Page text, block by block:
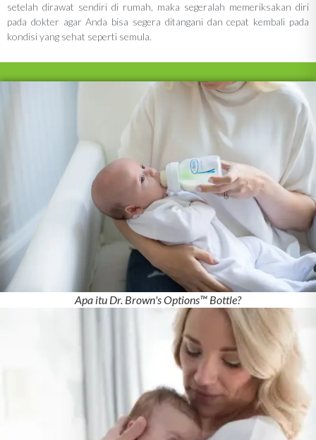
setelah dirawat sendiri di rumah, maka segeralah memeriksakan diri
pada dokter agar Anda bisa segera ditangani dan cepat kembali pada
kondisi yang sehat seperti semula.
Apa itu Dr. Brown's Options™ Bottle?